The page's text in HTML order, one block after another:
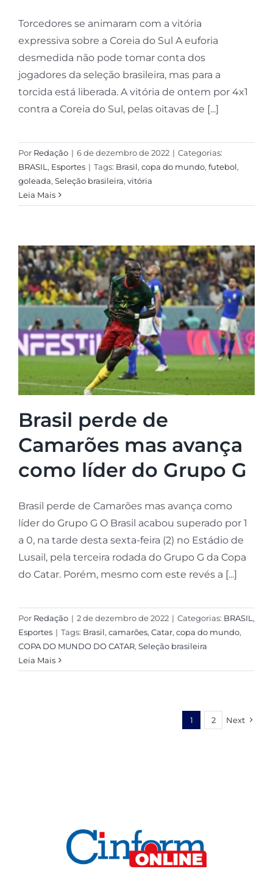
Torcedores se animaram com a vitória
expressiva sobre a Coreia do Sul A euforia
desmedida não pode tomar conta dos
jogadores da seleção brasileira, mas para a
torcida está liberada. A vitória de ontem por 4x1
contra a Coreia do Sul, pelas oitavas de [...]
Por Redação | 6 de dezembro de 2022 | Categorias:
BRASIL , Esportes | Tags: Brasil, copa do mundo, futebol,
goleada, Seleção brasileira, vitória
Leia Mais
Brasil perde de
Camarões mas avança
como líder do Grupo G
Brasil perde de Camarões mas avança como
líder do Grupo G O Brasil acabou superado por 1
a 0, na tarde desta sexta-feira (2) no Estádio de
Lusail, pela terceira rodada do Grupo G da Copa
do Catar. Porém, mesmo com este revés a [...]
Por Redação | 2 de dezembro de 2022 | Categorias: BRASIL ,
Esportes | Tags: Brasil, camarões, Catar, copa do mundo,
COPA DO MUNDO DO CATAR, Seleção brasileira
Leia Mais
1 2 Next